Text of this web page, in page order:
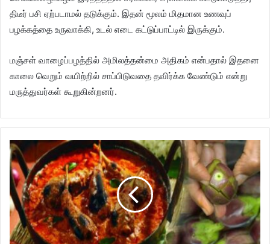
திடீர் பசி ஏற்படாமல் தடுக்கும். இதன் மூலம் மிதமான உணவுப்
பழக்கத்தை உருவாக்கி, உடல் எடை கட்டுப்பாட்டில் இருக்கும்.
மஞ்சள் வாழைப்பழத்தில் அமிலத்தன்மை அதிகம் என்பதால் இதனை
காலை வெறும் வயிற்றில் சாப்பிடுவதை தவிர்க்க வேண்டும் என்று
மருத்துவர்கள் கூறுகின்றனர்.